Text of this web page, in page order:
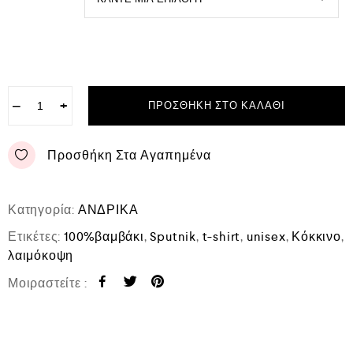
− + ΠΡΟΣΘΉΚΗ ΣΤΟ ΚΑΛΆΘΙ
Προσθήκη Στα Αγαπημένα
Κατηγορία: ΑΝΔΡΙΚΑ
Ετικέτες: 100%βαμβάκι,Sputnik, t-shirt, unisex, Κόκκινο,
λαιμόκοψη
Μοιραστείτε :